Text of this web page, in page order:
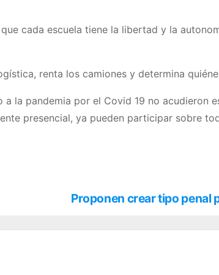
cada escuela tiene la libertad y la
renta los camiones y determina
la pandemia por el Covid 19 no acudieron
presencial, ya pueden participar sobre
Proponen crear tipo penal